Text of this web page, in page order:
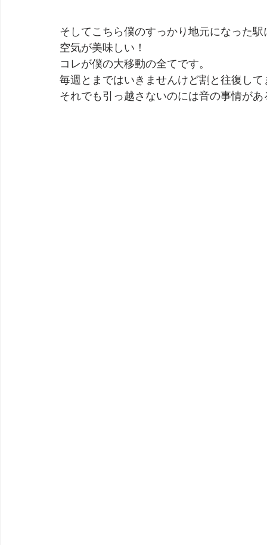
そしてこちら僕のすっかり地元になった駅
空気が美味しい！
コレが僕の大移動の全てです。
毎週とまではいきませんけど割と往復して
それでも引っ越さないのには音の事情が